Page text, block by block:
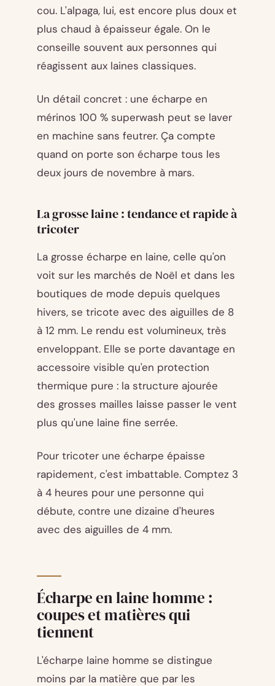
cou. L'alpaga, lui, est encore plus doux et
plus chaud à épaisseur égale. On le
conseille souvent aux personnes qui
réagissent aux laines classiques.
Un détail concret : une écharpe en
mérinos 100 % superwash peut se laver
en machine sans feutrer. Ça compte
quand on porte son écharpe tous les
deux jours de novembre à mars.
La grosse laine : tendance et rapide à
tricoter
La grosse écharpe en laine, celle qu'on
voit sur les marchés de Noël et dans les
boutiques de mode depuis quelques
hivers, se tricote avec des aiguilles de 8
à 12 mm. Le rendu est volumineux, très
enveloppant. Elle se porte davantage en
accessoire visible qu'en protection
thermique pure : la structure ajourée
des grosses mailles laisse passer le vent
plus qu'une laine fine serrée.
Pour tricoter une écharpe épaisse
rapidement, c'est imbattable. Comptez 3
à 4 heures pour une personne qui
débute, contre une dizaine d'heures
avec des aiguilles de 4 mm.
Écharpe en laine homme :
coupes et matières qui
tiennent
L'écharpe laine homme se distingue
moins par la matière que par les